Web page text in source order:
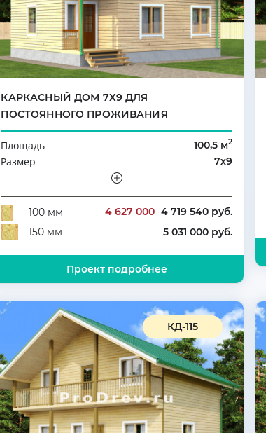
КАРКАСНЫЙ ДОМ 7Х9 ДЛЯ
ПОСТОЯННОГО ПРОЖИВАНИЯ
Площадь 100,5 м2
Размер 7х9
Количество комнат
4
100 мм
4 627 000 4 719 540руб.
150 мм
5 031 000 руб.
Проект подробнее
КД-115